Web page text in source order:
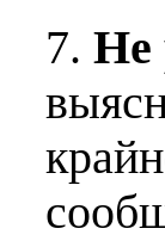
7. Не